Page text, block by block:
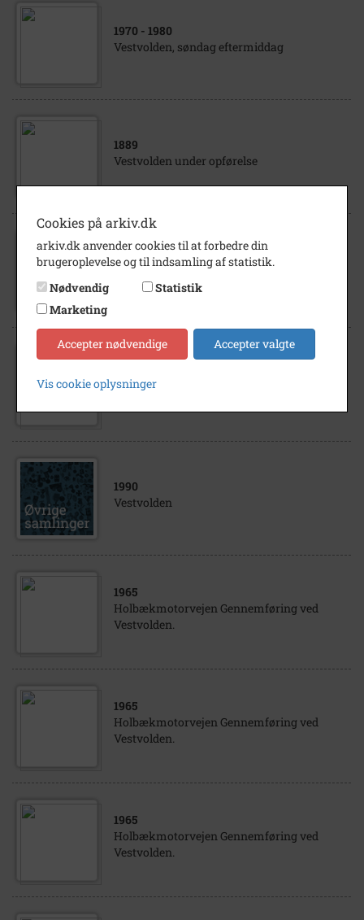
1970 - 1980
Vestvolden, søndag eftermiddag
1889
Vestvolden under opførelse
1889- 1892
Vestvolden under opførelse
1990
Vestvolden
1965
Holbækmotorvejen Gennemføring ved
Vestvolden.
1965
Holbækmotorvejen Gennemføring ved
Vestvolden.
1965
Holbækmotorvejen Gennemføring ved
Vestvolden.
Cookies på arkiv.dk
arkiv.dk anvender cookies til at forbedre din
brugeroplevelse og til indsamling af statistik.
Nødvendig
Statistik
Marketing
Accepter nødvendige Accepter valgte
Vis cookie oplysninger